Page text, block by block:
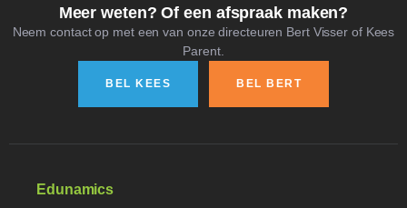
Meer weten? Of een afspraak maken?
Neem contact op met een van onze directeuren Bert Visser of Kees
Parent.
BEL KEES BEL BERT
Edunamics